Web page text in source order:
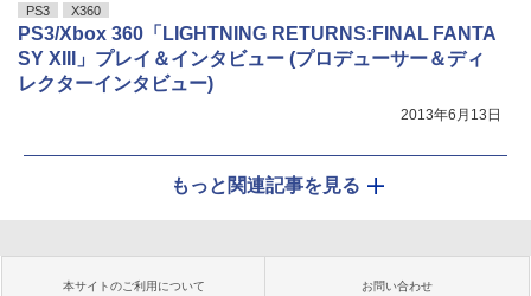
PS3 X360
PS3/Xbox 360「LIGHTNING RETURNS:FINAL FANTA
SY XIII」プレイ＆インタビュー (プロデューサー＆ディ
レクターインタビュー)
2013年6月13日
もっと関連記事を見る
本サイトのご利用について お問い合わせ